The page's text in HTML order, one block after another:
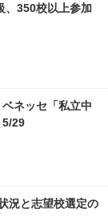
、350校以上参加
ネッセ「私立中
5/29
況と志望校選定の